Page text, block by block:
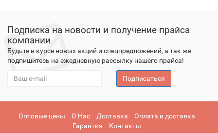
Подписка на новости и получение прайса
компании
Будьте в курсе новых акций и спецпредложений, а так же
подпишитесь на ежедневную рассылку нашего прайса!
Подписаться
Оптовые цены О Нас Доставка
Оплата и доставка
Гарантия
Контакты